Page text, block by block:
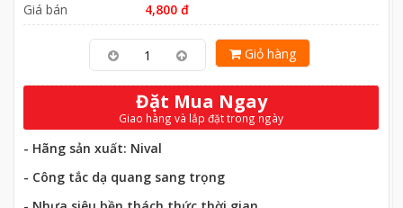
Giá bán
4,800 đ
Giỏ hàng
Đặt Mua Ngay
Giao hàng và lắp đặt trong ngày
- Hãng sản xuất: Nival
- Công tắc dạ quang sang trọng